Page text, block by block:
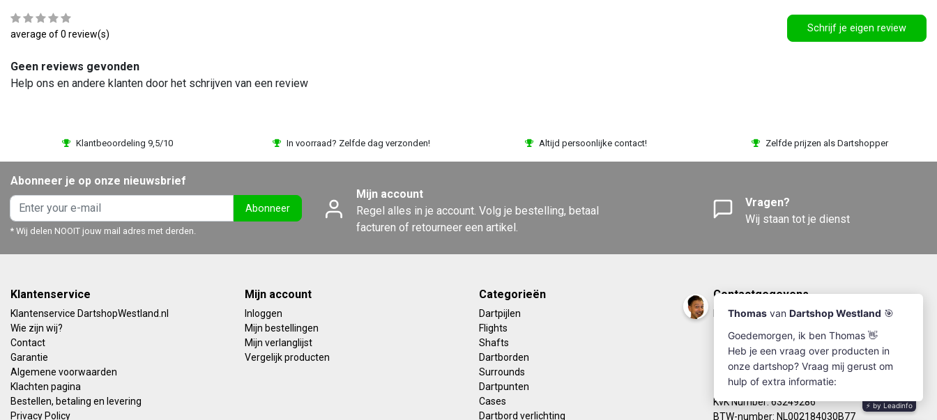
average of 0 review(s) Schrijf je eigen review
Geen reviews gevonden
Help ons en andere klanten door het schrijven van een review
Klantbeoordeling 9,5/10 In voorraad? Zelfde dag verzonden! Altijd persoonlijke contact! Zelfde prijzen als Dartshopper
Abonneer je op onze nieuwsbrief
Abonneer
* Wij delen NOOIT jouw mail adres met derden.
Mijn account
Regel alles in je account. Volg je bestelling, betaal
facturen of retourneer een artikel.
Vragen?
Wij staan tot je dienst
Klantenservice
Klantenservice DartshopWestland.nl
Wie zijn wij?
Contact
Garantie
Algemene voorwaarden
Klachten pagina
Bestellen, betaling en levering
Privacy Policy
Mijn account
Inloggen
Mijn bestellingen
Mijn verlanglijst
Vergelijk producten
Categorieën
Dartpijlen
Flights
Shafts
Dartborden
Surrounds
Dartpunten
Cases
Dartbord verlichting
Contactgegevens
DartshopWestland.nl
info@dartshopwestland.nl
Kleine Woerdlaan 19
2671 CA - Naaldwijk
KvK Number: 63249286
BTW-number: NL002184030B77